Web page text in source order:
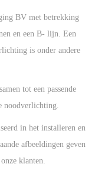
BV met betrekking
en een B- lijn. Een
is onder andere
tot een passende
noodverlichting.
in het installeren en
afbeeldingen geven
klanten.